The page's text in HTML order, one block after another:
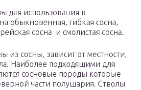
для использования в
обыкновенная, гибкая сосна,
сосна и смолистая сосна.
из сосны, зависит от местности,
Наиболее подходящими для
сосновые породы которые
части полушария. Стволы